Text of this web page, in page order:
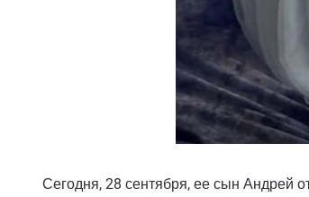
Сегодня, 28 сентября, ее сын Андрей